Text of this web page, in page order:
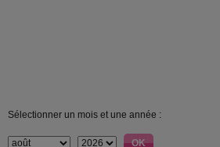
Sélectionner un mois et une année :